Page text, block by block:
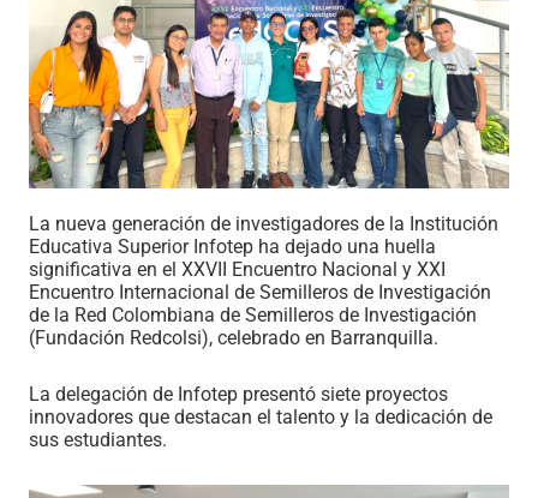
La nueva generación de investigadores de la Institución
Educativa Superior Infotep ha dejado una huella
significativa en el XXVII Encuentro Nacional y XXI
Encuentro Internacional de Semilleros de Investigación
de la Red Colombiana de Semilleros de Investigación
(Fundación Redcolsi), celebrado en Barranquilla.
La delegación de Infotep presentó siete proyectos
innovadores que destacan el talento y la dedicación de
sus estudiantes.